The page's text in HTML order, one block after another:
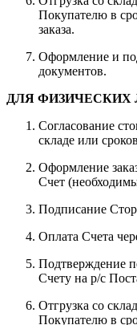
Покупателю в
заказа.
Оформление и
документов.
ДЛЯ ФИЗИЧЕСКИХ
Согласование
складе или
Оформление
Счет
Подписание
Оплата Счета
Подтверждение
Счету на р/с
Отгрузка со
Покупателю в